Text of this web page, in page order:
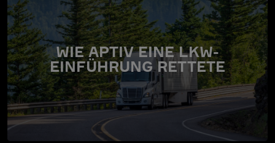
WIE APTIV EINE LKW-
EINFÜHRUNG RETTETE